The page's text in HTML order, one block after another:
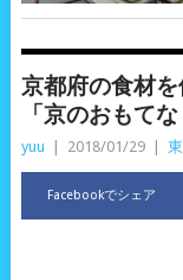
京都府の食材
「京のおもて
yuu | 2018/01/29 |
Facebookでシェア